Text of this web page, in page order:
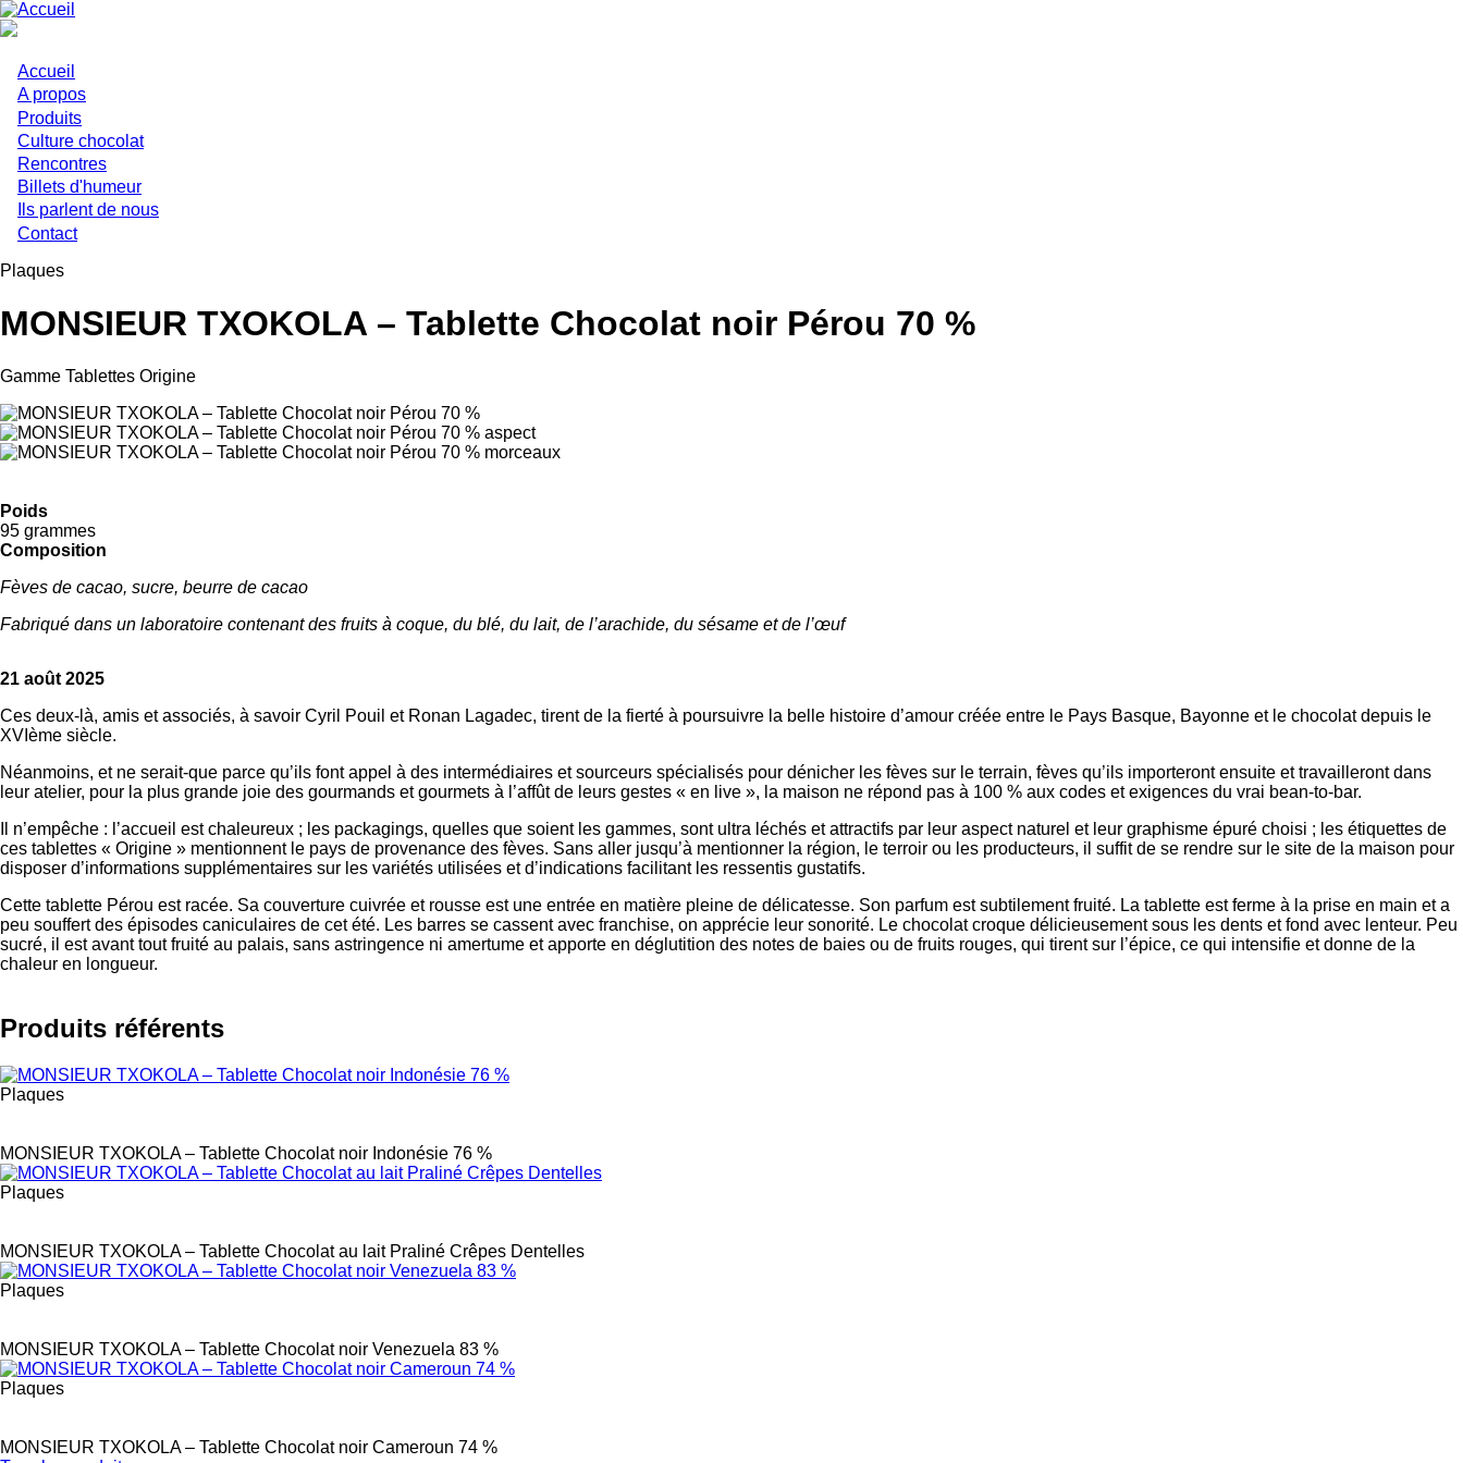
Aller
au
principal
Main
navigation
Accueil
A propos
Produits
Culture chocolat
Rencontres
Billets d'humeur
Ils parlent de nous
Contact
Plaques
MONSIEUR TXOKOLA – Tablette Chocolat noir Pérou 70 %
Gamme Tablettes Origine
Poids
95 grammes
Composition
Fèves de cacao, sucre, beurre de cacao
Fabriqué dans un laboratoire contenant des fruits à coque, du blé, du lait, de l’arachide, du sésame et de l’œuf
21 août 2025
Ces deux-là, amis et associés, à savoir Cyril Pouil et Ronan Lagadec, tirent de la fierté à poursuivre la belle histoire d’amour créée entre le Pays Basque, Bayonne et le chocolat depuis le
XVIème siècle.
Néanmoins, et ne serait-que parce qu’ils font appel à des intermédiaires et sourceurs spécialisés pour dénicher les fèves sur le terrain, fèves qu’ils importeront ensuite et travailleront dans
leur atelier, pour la plus grande joie des gourmands et gourmets à l’affût de leurs gestes « en live », la maison ne répond pas à 100 % aux codes et exigences du vrai bean-to-bar.
Il n’empêche : l’accueil est chaleureux ; les packagings, quelles que soient les gammes, sont ultra léchés et attractifs par leur aspect naturel et leur graphisme épuré choisi ; les étiquettes de
ces tablettes « Origine » mentionnent le pays de provenance des fèves. Sans aller jusqu’à mentionner la région, le terroir ou les producteurs, il suffit de se rendre sur le site de la maison pour
disposer d’informations supplémentaires sur les variétés utilisées et d’indications facilitant les ressentis gustatifs.
Cette tablette Pérou est racée. Sa couverture cuivrée et rousse est une entrée en matière pleine de délicatesse. Son parfum est subtilement fruité. La tablette est ferme à la prise en main et a
peu souffert des épisodes caniculaires de cet été. Les barres se cassent avec franchise, on apprécie leur sonorité. Le chocolat croque délicieusement sous les dents et fond avec lenteur. Peu
sucré, il est avant tout fruité au palais, sans astringence ni amertume et apporte en déglutition des notes de baies ou de fruits rouges, qui tirent sur l’épice, ce qui intensifie et donne de la
chaleur en longueur.
Produits référents
Plaques
MONSIEUR TXOKOLA – Tablette Chocolat noir Indonésie 76 %
Plaques
MONSIEUR TXOKOLA – Tablette Chocolat au lait Praliné Crêpes Dentelles
Plaques
MONSIEUR TXOKOLA – Tablette Chocolat noir Venezuela 83 %
Plaques
MONSIEUR TXOKOLA – Tablette Chocolat noir Cameroun 74 %